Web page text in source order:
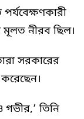
মূলত নীরব ছিল।
সরকারের
গভীর,’ তিনি